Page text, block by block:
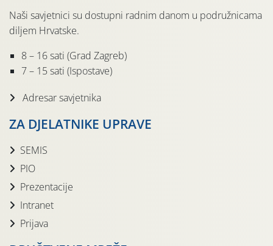
Naši savjetnici su dostupni radnim danom u podružnicama
diljem Hrvatske.
8 – 16 sati (Grad Zagreb)
7 – 15 sati (Ispostave)
Adresar savjetnika
ZA DJELATNIKE UPRAVE
SEMIS
PIO
Prezentacije
Intranet
Prijava